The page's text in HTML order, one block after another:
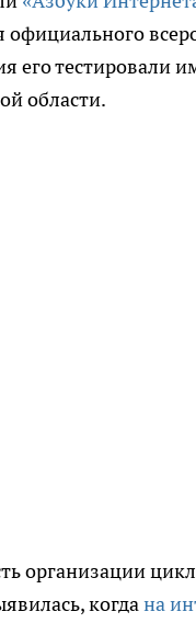
официального
его тестировали
области.
организации
когдана